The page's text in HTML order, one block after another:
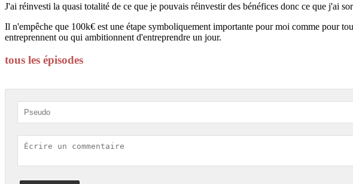
J'ai réinvesti la quasi totalité de ce que je pouvais réinvestir des bénéfices donc ce que j'ai
Il n'empêche que 100k€ est une étape symboliquement importante pour moi comme pour
entreprennent ou qui ambitionnent d'entreprendre un jour.
tous les épisodes